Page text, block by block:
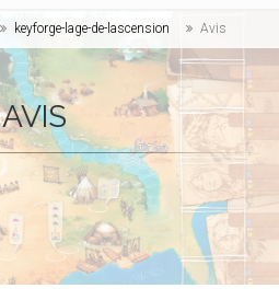
keyforge-lage-de-lascension Avis
AVIS